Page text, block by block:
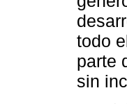
todo
parte
sin